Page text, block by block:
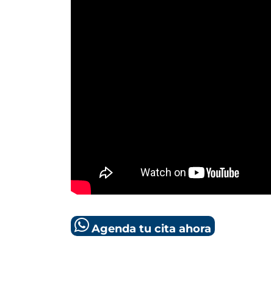
Agenda tu cita ahora